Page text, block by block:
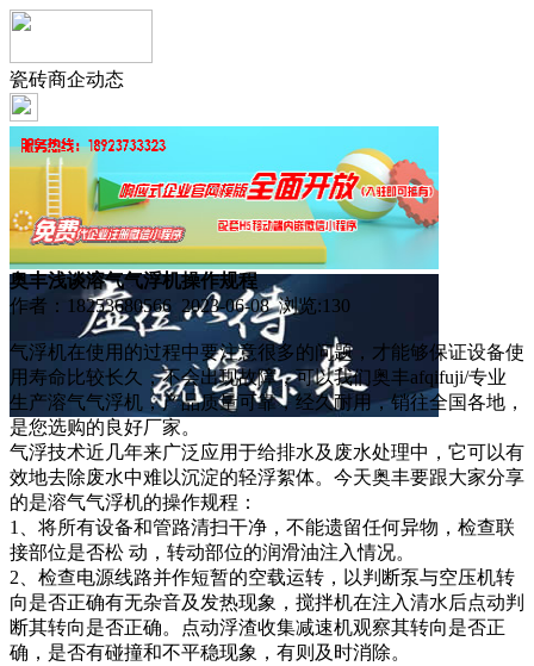
瓷砖商企动态
奥丰浅谈溶气气浮机操作规程
作者：18253680566 2023-06-08 浏览:130
气浮机在使用的过程中要注意很多的问题，才能够保证设备使
用寿命比较长久，不会出现故障，可以我们奥丰afqifuji/专业
生产溶气气浮机，产品质量可靠，经久耐用，销往全国各地，
是您选购的良好厂家。
气浮技术近几年来广泛应用于给排水及废水处理中，它可以有
效地去除废水中难以沉淀的轻浮絮体。今天奥丰要跟大家分享
的是溶气气浮机的操作规程：
1、将所有设备和管路清扫干净，不能遗留任何异物，检查联
接部位是否松 动，转动部位的润滑油注入情况。
2、检查电源线路并作短暂的空载运转，以判断泵与空压机转
向是否正确有无杂音及发热现象，搅拌机在注入清水后点动判
断其转向是否正确。点动浮渣收集减速机观察其转向是否正
确，是否有碰撞和不平稳现象，有则及时消除。